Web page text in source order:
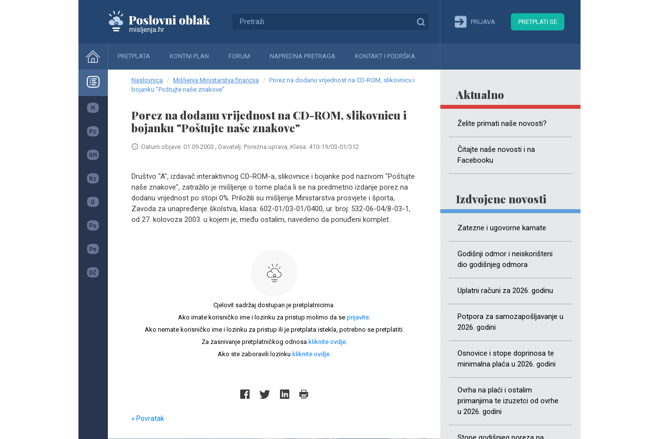
PRIJAVA PRETPLATI SE
PRETPLATA KONTNI PLAN FORUM NAPREDNA PRETRAGA KONTAKT I PODRŠKA
Aktualno
Želite primati naše novosti?
Čitajte naše novosti i na
Facebooku
Izdvojene novosti
Zatezne i ugovorne kamate
Godišnji odmor i neiskorišteni
dio godišnjeg odmora
Uplatni računi za 2026. godinu
Potpora za samozapošljavanje u
2026. godini
Osnovice i stope doprinosa te
minimalna plaća u 2026. godini
Ovrha na plaći i ostalim
primanjima te izuzetci od ovrhe
u 2026. godini
Naslovnica Mišljenja Ministarstva financija
Porez na dodanu vrijednost na CD-ROM, slikovnicu i
bojanku "Poštujte naše znakove"
Porez na dodanu vrijednost na CD-ROM, slikovnicu i
bojanku "Poštujte naše znakove"
Datum objave: 01.09.2003., Davatelj: Porezna uprava, Klasa: 410-19/03-01/312
Društvo "A", izdavač interaktivnog CD-ROM-a, slikovnice i bojanke pod nazivom "Poštujte
naše znakove", zatražilo je mišljenje o tome plaća li se na predmetno izdanje porez na
dodanu vrijednost po stopi 0%. Priložili su mišljenje Ministarstva prosvjete i športa,
Zavoda za unapređenje školstva, klasa: 602-01/03-01/0400, ur. broj: 532-06-04/8-03-1,
od 27. kolovoza 2003. u kojem je, među ostalim, navedeno da ponuđeni komplet..
Cjelovit sadržaj dostupan je pretplatnicima.
Ako imate korisničko ime i lozinku za pristup molimo da se prijavite.
Ako nemate korisničko ime i lozinku za pristup ili je pretplata istekla, potrebno se pretplatiti.
Za zasnivanje pretplatničkog odnosa kliknite ovdje.
Ako ste zaboravili lozinku kliknite ovdje.
« Povratak